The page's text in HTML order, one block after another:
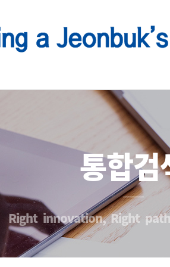
통합검
Right innovation, Right